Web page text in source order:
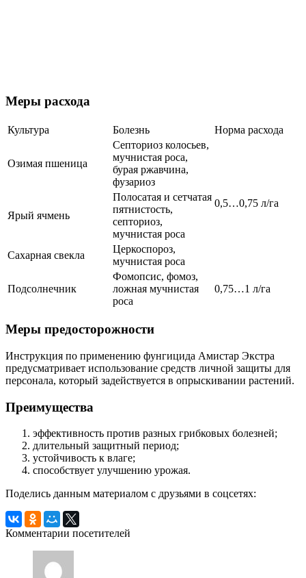
Меры расхода
Культура Болезнь Норма расхода
Озимая пшеница
Септориоз колосьев,
мучнистая роса,
бурая ржавчина,
фузариоз
0,5…0,75 л/га
Ярый ячмень
Полосатая и сетчатая
пятнистость,
септориоз,
мучнистая роса
Сахарная свекла
Церкоспороз,
мучнистая роса
Подсолнечник
Фомопсис, фомоз,
ложная мучнистая
роса
0,75…1 л/га
Меры предосторожности
Инструкция по применению фунгицида Амистар Экстра
предусматривает использование средств личной защиты для
персонала, который задействуется в опрыскивании растений.
Преимущества
эффективность против разных грибковых болезней;
длительный защитный период;
устойчивость к влаге;
способствует улучшению урожая.
Поделись данным материалом с друзьями в соцсетях:
Комментарии посетителей